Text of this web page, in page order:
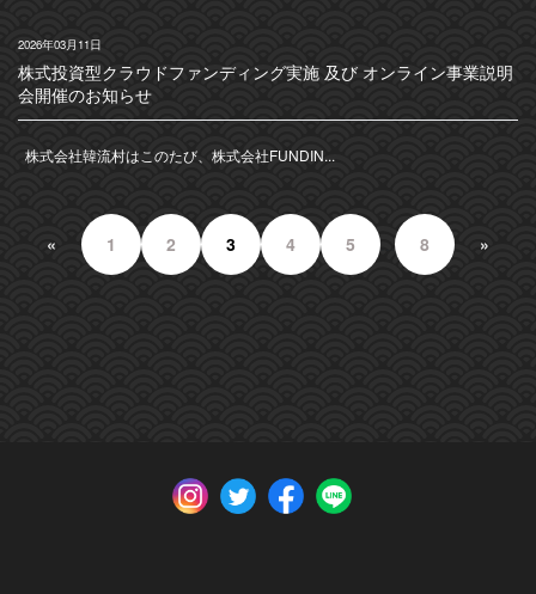
2026年03月11日
株式投資型クラウドファンディング実施 及び オンライン事業説明
会開催のお知らせ
株式会社韓流村はこのたび、株式会社FUNDIN...
投
り
« 1 2 3 4 5 8 »